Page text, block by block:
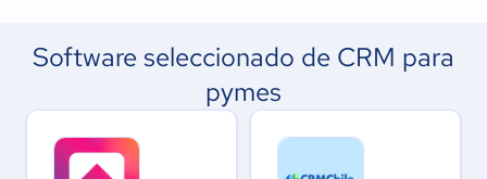
Software seleccionado de CRM para
pymes